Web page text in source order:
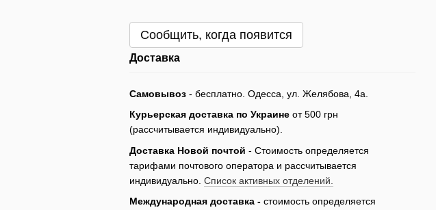
Сообщить, когда появится
Доставка
Самовывоз - бесплатно. Одесса, ул. Желябова, 4а.
Курьерская доставка по Украине от 500 грн
(рассчитывается индивидуально).
Доставка Новой почтой - Стоимость определяется
тарифами почтового оператора и рассчитывается
индивидуально. Список активных отделений.
Международная доставка - стоимость определяется